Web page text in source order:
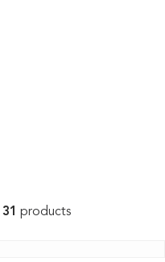
31 products